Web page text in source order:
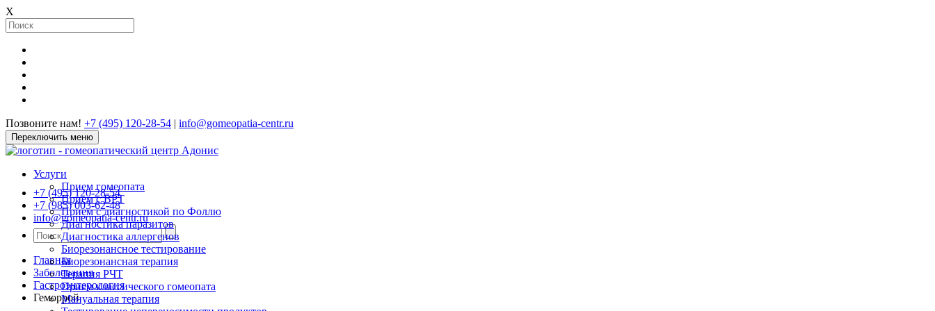
X
Позвоните нам! +7 (495) 120-28-54 | info@gomeopatia-centr.ru
Переключить меню
Услуги
Прием гомеопата
Прием с ВРТ
Прием с диагностикой по Фоллю
Диагностика паразитов
Диагностика аллергенов
Биорезонансное тестирование
Биорезонансная терапия
Терапия РЧТ
Прием классического гомеопата
Мануальная терапия
+7 (495) 120-28-54
+7 (985) 003-62-48
info@gomeopatia-centr.ru
Главная
Заболевания
Гастроэнтерология
Геморрой